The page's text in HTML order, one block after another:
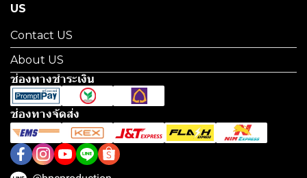
US
Contact US
About US
ช่องทางชำระเงิน
ช่องทางจัดส่ง